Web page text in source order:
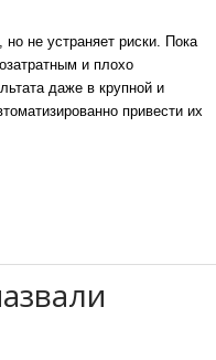
не устраняет риски. Пока
и плохо
даже в крупной и
привести их